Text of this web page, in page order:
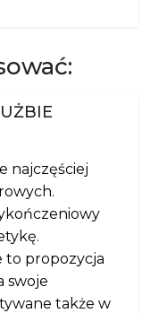
najczęściej
to propozycja
swoje
także w